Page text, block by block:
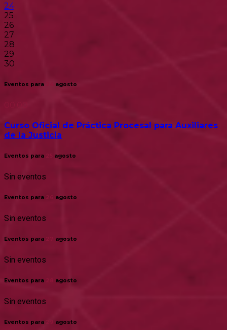
24
25
26
27
28
29
30
Eventos para agosto
Curso Oficial de Práctica Procesal para Auxiliares
de la Justicia
Eventos para agosto
Sin eventos
Eventos para 26 agosto
Sin eventos
Eventos para agosto
Sin eventos
Eventos para agosto
Sin eventos
Eventos para agosto